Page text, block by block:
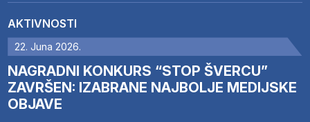
AKTIVNOSTI
22. Juna 2026.
NAGRADNI KONKURS “STOP ŠVERCU”
ZAVRŠEN: IZABRANE NAJBOLJE MEDIJSKE
OBJAVE